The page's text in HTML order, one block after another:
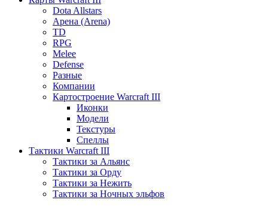
Dota Allstars
Арена (Arena)
TD
RPG
Melee
Defense
Разные
Компании
Картостроение Warcraft III
Иконки
Модели
Текстуры
Спеллы
Тактики Warcraft III
Тактики за Альянс
Тактики за Орду
Тактики за Нежить
Тактики за Ночных эльфов